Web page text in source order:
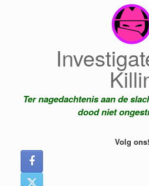
Ter nagedachtenis aan de
dood niet
Volg ons!